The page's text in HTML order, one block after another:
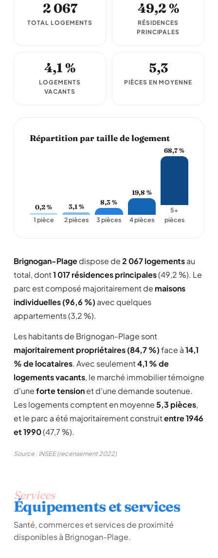
2 067
TOTAL LOGEMENTS
49,2 %
RÉSIDENCES
PRINCIPALES
4,1 %
LOGEMENTS
VACANTS
5,3
PIÈCES EN MOYENNE
Répartition par taille de logement
0,2 %
1 pièce
3,1 %
2 pièces
8,3 %
3 pièces
19,8 %
4 pièces
68,7 %
5+
pièces
Brignogan-Plagedispose de2 067 logementsau
total, dont1 017 résidences principales(49,2 %). Le
parc est composé majoritairement de maisons
individuelles (96,6 %) avec quelques
appartements (3,2 %).
Les habitants de Brignogan-Plage sont
majoritairement propriétaires (84,7 %)face à14,1
% de locataires. Avec seulement4,1 % de
logements vacants, le marché immobilier témoigne
d'uneforte tensionet d'une demande soutenue.
Les logements comptent en moyenne5,3 pièces,
et le parc a été majoritairement construitentre 1946
et 1990(47,7 %).
Source : INSEE (recensement 2022)
Services
Équipements et services
Santé, commerces et services de proximité
disponibles à Brignogan-Plage.